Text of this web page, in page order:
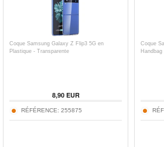
Coque Samsung Galaxy Z Flip3 5G en
Plastique - Transparente
8,90EUR
RÉFÉRENCE: 255875
Coque
Handbag